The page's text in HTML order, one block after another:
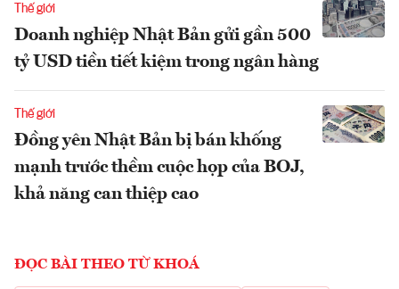
Thế giới
Doanh nghiệp Nhật Bản gửi gần 500
tỷ USD tiền tiết kiệm trong ngân hàng
Thế giới
Đồng yên Nhật Bản bị bán khống
mạnh trước thềm cuộc họp của BOJ,
khả năng can thiệp cao
ĐỌC BÀI THEO TỪ KHOÁ